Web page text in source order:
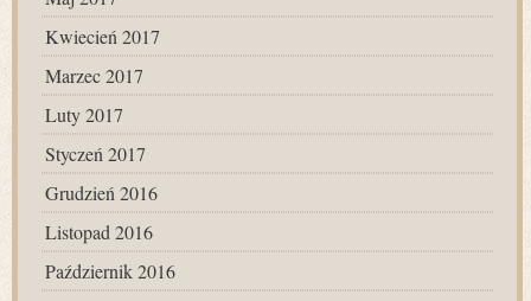
Kwiecień 2017
Marzec 2017
Luty 2017
Styczeń 2017
Grudzień 2016
Listopad 2016
Październik 2016